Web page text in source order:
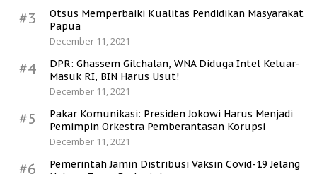
#3
Otsus Memperbaiki Kualitas Pendidikan Masyarakat
Papua
December 11, 2021
#4
DPR: Ghassem Gilchalan, WNA Diduga Intel Keluar-
Masuk RI, BIN Harus Usut!
December 11, 2021
#5
Pakar Komunikasi: Presiden Jokowi Harus Menjadi
Pemimpin Orkestra Pemberantasan Korupsi
December 11, 2021
#6
Pemerintah Jamin Distribusi Vaksin Covid-19 Jelang